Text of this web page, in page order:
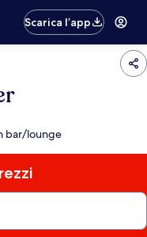
Scarica l’app
bar/lounge